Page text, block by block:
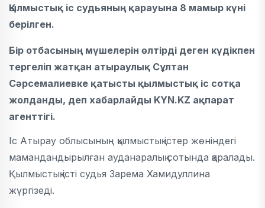
Қылмыстық іс судьяның қарауына 8 мамыр күні
берілген.
Бір отбасының мүшелерін өлтірді деген күдікпен
тергеліп жатқан атыраулық Сұлтан
Сәрсемалиевке қатысты қылмыстық іс сотқа
жолданды, деп хабарлайды KYN.KZ ақпарат
агенттігі.
Іс Атырау облысының қылмыстық істер жөніндегі
мамандандырылған ауданаралық сотында қаралады.
Қылмыстық істі судья Зарема Хамидуллина
жүргізеді.